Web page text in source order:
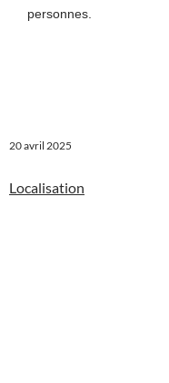
personnes.
20 avril 2025
Localisation